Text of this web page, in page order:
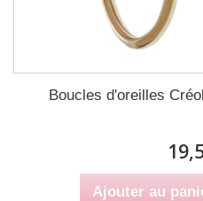
Boucles d'oreilles
Ajouter au